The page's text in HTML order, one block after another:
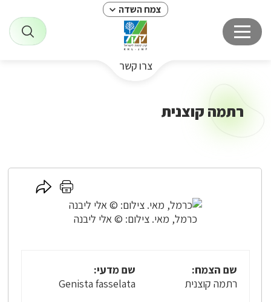
צמח השדה
צרו קשר
רתמה קוצנית
כרמל, מאי. צילום: © אלי ליבנה
לחץ
לחץ
כאן
לשיתוף
שם הצמח:
רתמה קוצנית
שם מדעי:
Genista fasselata